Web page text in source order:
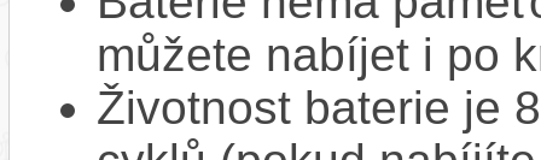
můžete nabíjet i po
Životnost baterie je